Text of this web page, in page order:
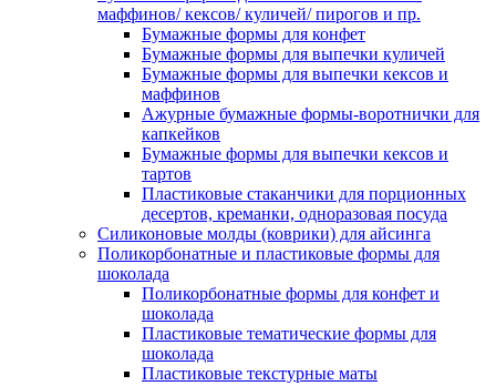
маффинов/ кексов/ куличей/ пирогов и пр.
Бумажные формы для конфет
Бумажные формы для выпечки куличей
Бумажные формы для выпечки кексов и
маффинов
Ажурные бумажные формы-воротнички для
капкейков
Бумажные формы для выпечки кексов и
тартов
Пластиковые стаканчики для порционных
десертов, креманки, одноразовая посуда
Силиконовые молды (коврики) для айсинга
Поликорбонатные и пластиковые формы для
шоколада
Поликорбонатные формы для конфет и
шоколада
Пластиковые тематические формы для
шоколада
Пластиковые текстурные маты